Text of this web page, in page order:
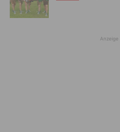
Anzeige